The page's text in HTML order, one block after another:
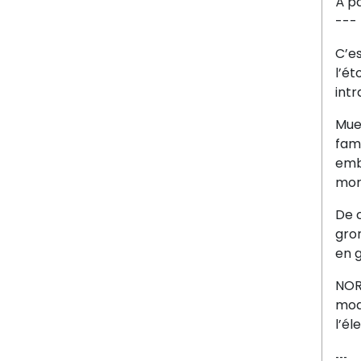
---
De
en
---